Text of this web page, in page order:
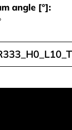
angle [°]: